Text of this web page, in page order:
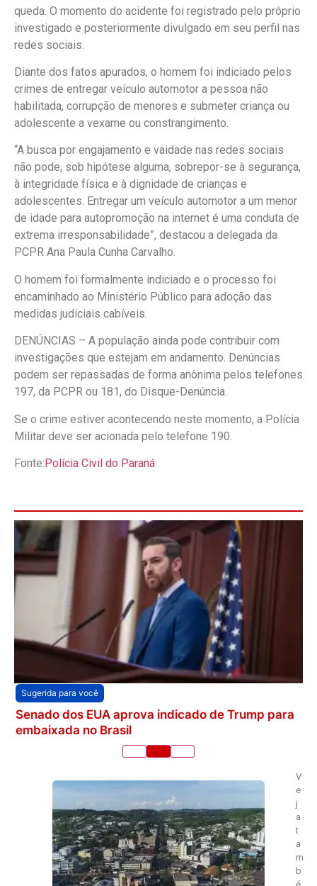
queda. O momento do acidente foi registrado pelo próprio
investigado e posteriormente divulgado em seu perfil nas
redes sociais.
Diante dos fatos apurados, o homem foi indiciado pelos
crimes de entregar veículo automotor a pessoa não
habilitada, corrupção de menores e submeter criança ou
adolescente a vexame ou constrangimento.
“A busca por engajamento e vaidade nas redes sociais
não pode, sob hipótese alguma, sobrepor-se à segurança,
à integridade física e à dignidade de crianças e
adolescentes. Entregar um veículo automotor a um menor
de idade para autopromoção na internet é uma conduta de
extrema irresponsabilidade”, destacou a delegada da
PCPR Ana Paula Cunha Carvalho.
O homem foi formalmente indiciado e o processo foi
encaminhado ao Ministério Público para adoção das
medidas judiciais cabíveis.
DENÚNCIAS – A população ainda pode contribuir com
investigações que estejam em andamento. Denúncias
podem ser repassadas de forma anônima pelos telefones
197, da PCPR ou 181, do Disque-Denúncia.
Se o crime estiver acontecendo neste momento, a Polícia
Militar deve ser acionada pelo telefone 190.
Fonte:Polícia Civil do Paraná
Sugerida para você
Senado dos EUA aprova indicado de Trump para
embaixada no Brasil
V
e
j
a
t
a
m
b